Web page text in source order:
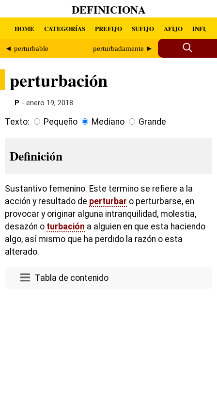
DEFINICIONA
HOME CATEGORÍAS PREFIJO SUFIJO AFIJO INFIJO
◄ perturbable perturbadamente ►
perturbación
P - enero 19, 2018
Texto: Pequeño Mediano Grande
Definición
Sustantivo femenino. Este termino se refiere a la
acción y resultado de perturbar o perturbarse, en
provocar y originar alguna intranquilidad, molestia,
desazón o turbación a alguien en que esta haciendo
algo, así mismo que ha perdido la razón o esta
alterado.
Tabla de contenido